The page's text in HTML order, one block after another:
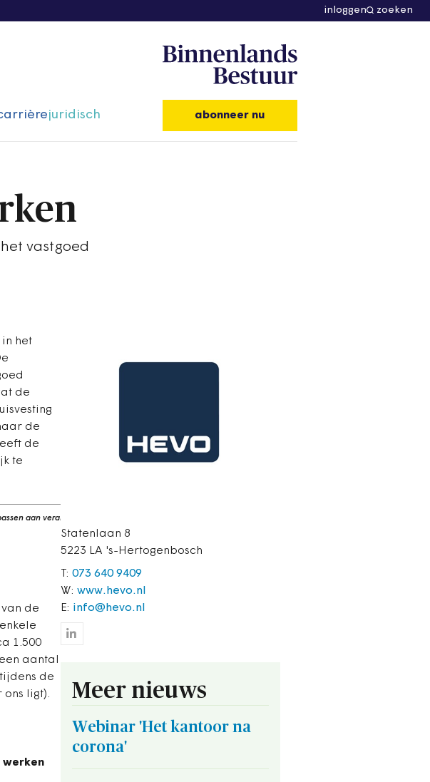
inloggen zoeken
juridisch abonneer nu
vastgoed
het
de
de
de
te
aan veranderende omstandigheden, die overleeft…
de
1.500
aantal
de
ligt).
werken
Statenlaan 8
5223 LA 's-Hertogenbosch
T: 073 640 9409
W: www.hevo.nl
E: info@hevo.nl
Meer nieuws
Webinar 'Het kantoor na
corona'